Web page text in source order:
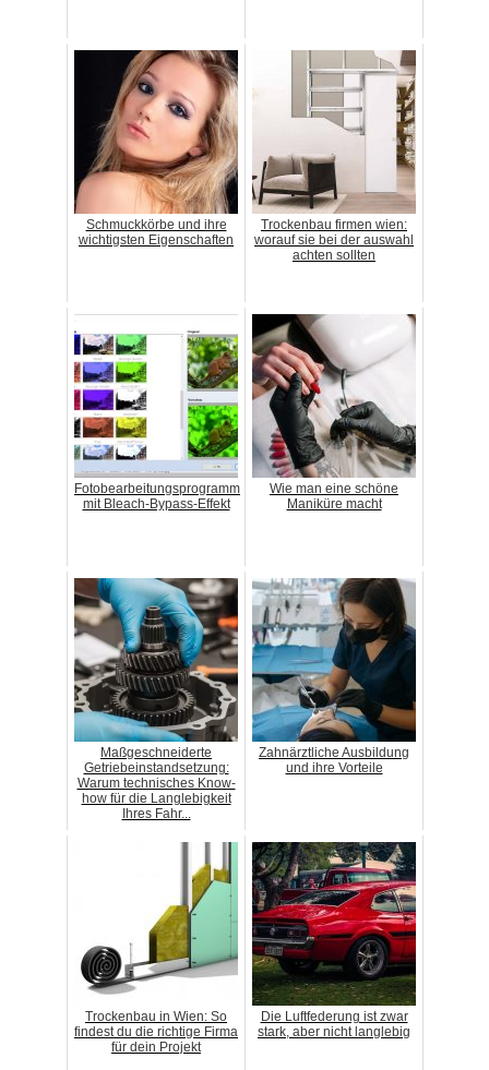
Schmuckkörbe und ihre
wichtigsten Eigenschaften
Trockenbau firmen wien:
worauf sie bei der auswahl
achten sollten
Fotobearbeitungsprogramm
mit Bleach-Bypass-Effekt
Wie man eine schöne
Maniküre macht
Maßgeschneiderte
Getriebeinstandsetzung:
Warum technisches Know-
how für die Langlebigkeit
Ihres Fahr...
Zahnärztliche Ausbildung
und ihre Vorteile
Trockenbau in Wien: So
findest du die richtige Firma
für dein Projekt
Die Luftfederung ist zwar
stark, aber nicht langlebig